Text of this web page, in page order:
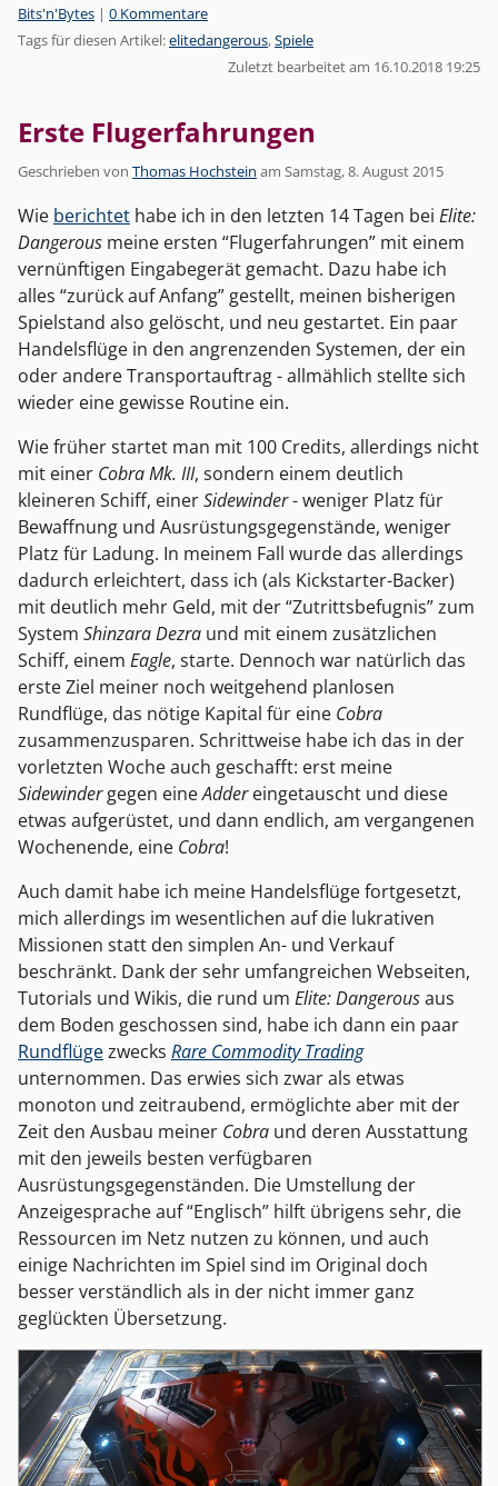
Kategorien:
Bits'n'Bytes | 0 Kommentare
Tags für diesen Artikel:elitedangerous,Spiele
Zuletzt bearbeitet am 16.10.2018 19:25
Erste Flugerfahrungen
Geschrieben von Thomas Hochstein am Samstag, 8. August 2015
Wie berichtet habe ich in den letzten 14 Tagen bei Elite:
Dangerous meine ersten “Flugerfahrungen” mit einem
vernünftigen Eingabegerät gemacht. Dazu habe ich
alles “zurück auf Anfang” gestellt, meinen bisherigen
Spielstand also gelöscht, und neu gestartet. Ein paar
Handelsflüge in den angrenzenden Systemen, der ein
oder andere Transportauftrag - allmählich stellte sich
wieder eine gewisse Routine ein.
Wie früher startet man mit 100 Credits, allerdings nicht
mit einer Cobra Mk. III, sondern einem deutlich
kleineren Schiff, einerSidewinder- weniger Platz für
Bewaffnung und Ausrüstungsgegenstände, weniger
Platz für Ladung. In meinem Fall wurde das allerdings
dadurch erleichtert, dass ich (als Kickstarter-Backer)
mit deutlich mehr Geld, mit der “Zutrittsbefugnis” zum
System Shinzara Dezra und mit einem zusätzlichen
Schiff, einem Eagle, starte. Dennoch war natürlich das
erste Ziel meiner noch weitgehend planlosen
Rundflüge, das nötige Kapital für eine Cobra
zusammenzusparen. Schrittweise habe ich das in der
vorletzten Woche auch geschafft: erst meine
Sidewindergegen eineAddereingetauscht und diese
etwas aufgerüstet, und dann endlich, am vergangenen
Wochenende, eine Cobra!
Auch damit habe ich meine Handelsflüge fortgesetzt,
mich allerdings im wesentlichen auf die lukrativen
Missionen statt den simplen An- und Verkauf
beschränkt. Dank der sehr umfangreichen Webseiten,
Tutorials und Wikis, die rund um Elite: Dangerousaus
dem Boden geschossen sind, habe ich dann ein paar
Rundflügezwecks Rare Commodity Trading
unternommen. Das erwies sich zwar als etwas
monoton und zeitraubend, ermöglichte aber mit der
Zeit den Ausbau meiner Cobra und deren Ausstattung
mit den jeweils besten verfügbaren
Ausrüstungsgegenständen. Die Umstellung der
Anzeigesprache auf “Englisch” hilft übrigens sehr, die
Ressourcen im Netz nutzen zu können, und auch
einige Nachrichten im Spiel sind im Original doch
besser verständlich als in der nicht immer ganz
geglückten Übersetzung.